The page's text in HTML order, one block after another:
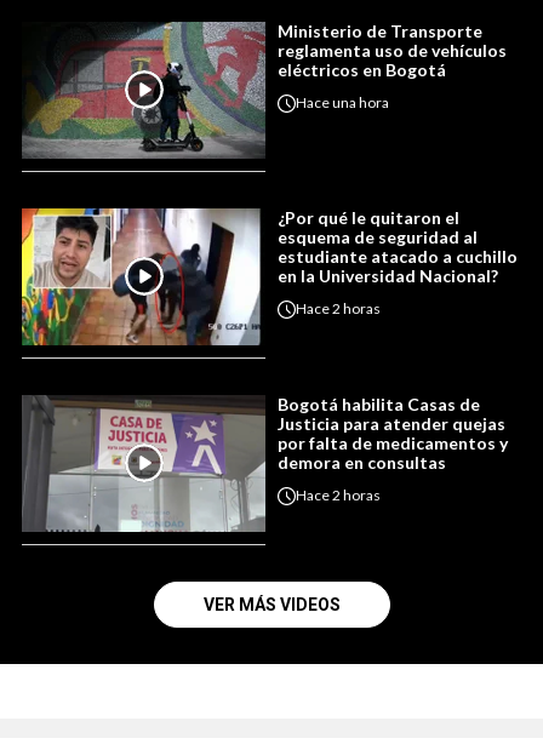
Ministerio de Transporte
reglamenta uso de vehículos
eléctricos en Bogotá
Haceuna hora
¿Por qué le quitaron el
esquema de seguridad al
estudiante atacado a cuchillo
en la Universidad Nacional?
Hace2 horas
Bogotá habilita Casas de
Justicia para atender quejas
por falta de medicamentos y
demora en consultas
Hace2 horas
VER MÁS VIDEOS